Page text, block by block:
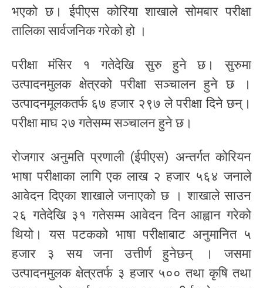
भएको छ। ईपीएस कोरिया शाखाले सोमबार परीक्षा
तालिका सार्वजनिक गरेको हो ।
परीक्षा मंसिर १ गतेदेखि सुरु हुने छ। सुरुमा
उत्पादनमुलक क्षेत्रको परीक्षा सञ्चालन हुने छ ।
उत्पादनमूलकतर्फ ६७ हजार २९७ ले परीक्षा दिने छन्।
परीक्षा माघ २७ गतेसम्म सञ्चालन हुने छ।
रोजगार अनुमति प्रणाली (ईपीएस) अन्तर्गत कोरियन
भाषा परीक्षाका लागि एक लाख २ हजार ५६४ जनाले
आवेदन दिएका शाखाले जनाएको छ । शाखाले साउन
२६ गतेदेखि ३१ गतेसम्म आवेदन दिन आह्वान गरेको
थियो। यस पटकको भाषा परीक्षाबाट अनुमानित ५
हजार ३ सय जना उत्तीर्ण हुनेछन् । जसमा
उत्पादनमुलक क्षेत्रतर्फ ३ हजार ५०० तथा कृषि तथा